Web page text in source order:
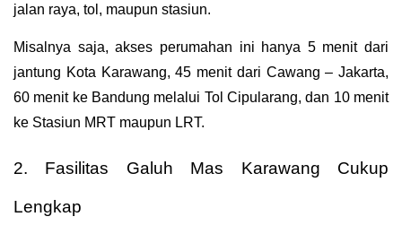
jalan raya, tol, maupun stasiun.
Misalnya saja, akses perumahan ini hanya 5 menit dari
jantung Kota Karawang, 45 menit dari Cawang – Jakarta,
60 menit ke Bandung melalui Tol Cipularang, dan 10 menit
ke Stasiun MRT maupun LRT.
2. Fasilitas Galuh Mas Karawang Cukup
Lengkap